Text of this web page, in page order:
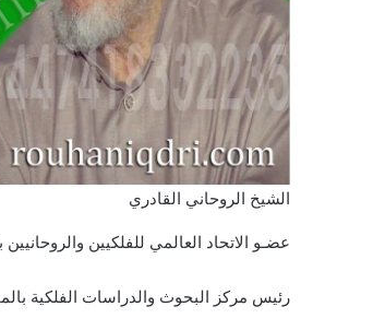
الشيخ الروحاني القادري
عضـو الاتحاد العالمي للفلكيين والروحانيين
رئيس مركز البحوث والدراسات الفلكية